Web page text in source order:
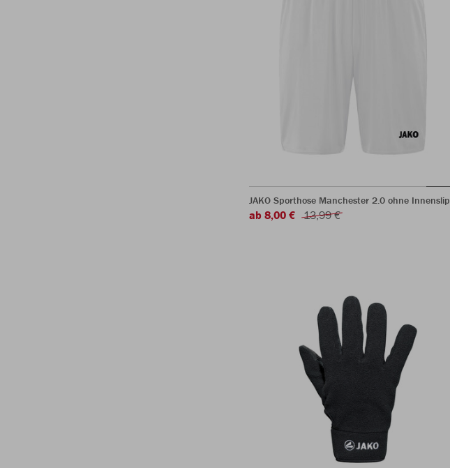
JAKO Sporthose Manchester 2.0 ohne Innenslip
ab 8,00 € 13,99 €